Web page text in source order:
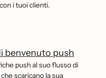
i tuoi clienti.
benvenuto push
push al suo flusso di
scaricano la sua